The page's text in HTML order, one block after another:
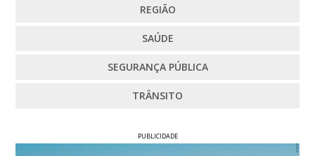
REGIÃO
SAÚDE
SEGURANÇA PÚBLICA
TRÂNSITO
PUBLICIDADE